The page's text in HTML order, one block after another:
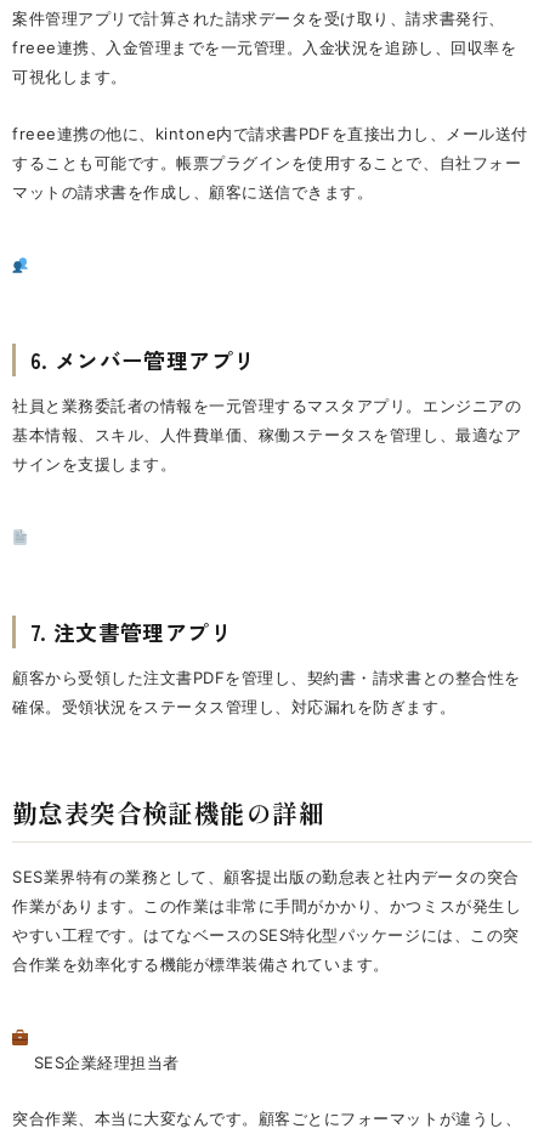
案件管理アプリで計算された請求データを受け取り、請求書発行、
freee連携、入金管理までを一元管理。入金状況を追跡し、回収率を
可視化します。
freee連携の他に、kintone内で請求書PDFを直接出力し、メール送付
することも可能です。帳票プラグインを使用することで、自社フォー
マットの請求書を作成し、顧客に送信できます。
6. メンバー管理アプリ
社員と業務委託者の情報を一元管理するマスタアプリ。エンジニアの
基本情報、スキル、人件費単価、稼働ステータスを管理し、最適なア
サインを支援します。
7. 注文書管理アプリ
顧客から受領した注文書PDFを管理し、契約書・請求書との整合性を
確保。受領状況をステータス管理し、対応漏れを防ぎます。
勤怠表突合検証機能の詳細
SES業界特有の業務として、顧客提出版の勤怠表と社内データの突合
作業があります。この作業は非常に手間がかかり、かつミスが発生し
やすい工程です。はてなベースのSES特化型パッケージには、この突
合作業を効率化する機能が標準装備されています。
SES企業経理担当者
突合作業、本当に大変なんです。顧客ごとにフォーマットが違うし、